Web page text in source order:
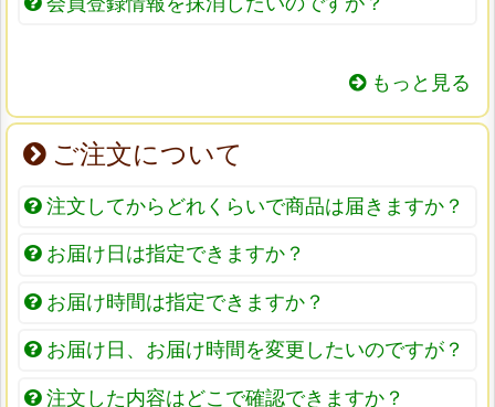
もっと見る
ご注文について
注文してからどれくらいで商品は届きますか？
お届け日は指定できますか？
お届け時間は指定できますか？
お届け日、お届け時間を変更したいのですが？
注文した内容はどこで確認できますか？